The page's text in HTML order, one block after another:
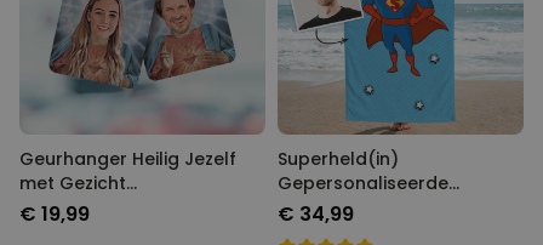
Geurhanger Heilig Jezelf
met Gezicht
Gepersonaliseerd set van 2
€ 19,99
Superheld(in)
Gepersonaliseerde
Handdoek met Gezicht als
Comic
€ 34,99